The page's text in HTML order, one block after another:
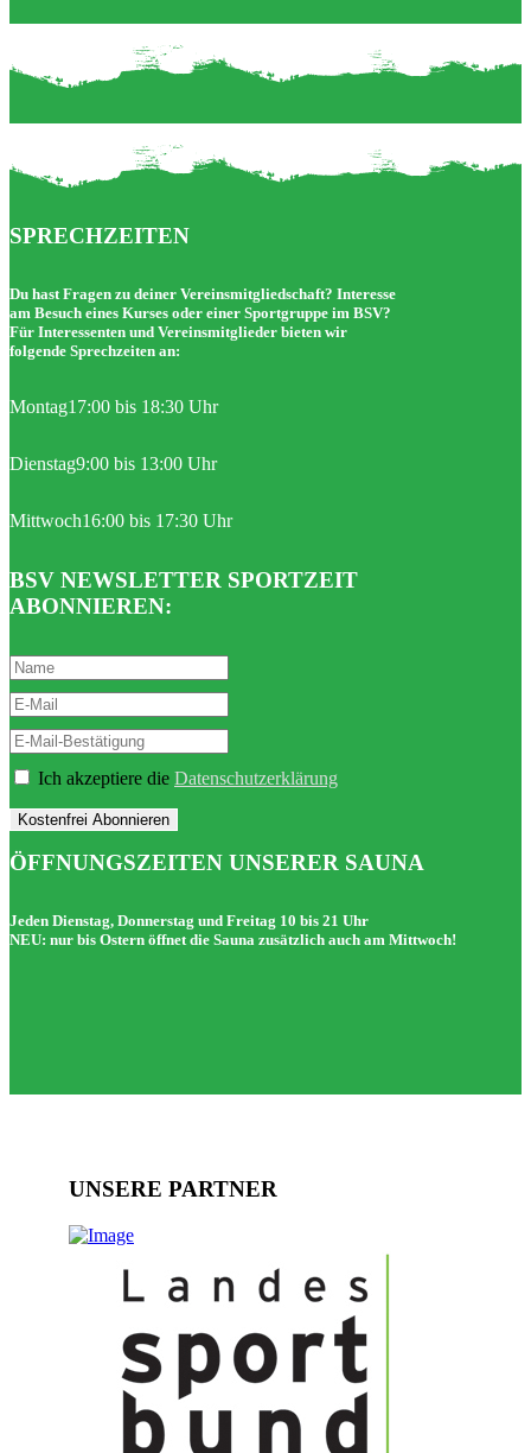
SPRECHZEITEN
Du hast Fragen zu deiner Vereinsmitgliedschaft? Interesse
am Besuch eines Kurses oder einer Sportgruppe im BSV?
Für Interessenten und Vereinsmitglieder bieten wir
folgende Sprechzeiten an:
Montag17:00 bis 18:30 Uhr
Dienstag9:00 bis 13:00 Uhr
Mittwoch16:00 bis 17:30 Uhr
BSV NEWSLETTER SPORTZEIT
ABONNIEREN:
Ich akzeptiere die Datenschutzerklärung
Kostenfrei Abonnieren
ÖFFNUNGSZEITEN UNSERER SAUNA
Jeden Dienstag, Donnerstag und Freitag 10 bis 21 Uhr
NEU: nur bis Ostern öffnet die Sauna zusätzlich auch am Mittwoch!
UNSERE PARTNER